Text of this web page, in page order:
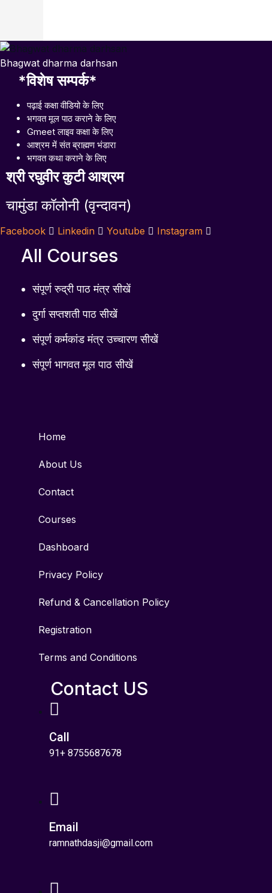
Bhagwat dharma darhsan
*विशेष सम्पर्क*
पढ़ाई कक्षा वीडियो के लिए
भगवत मूल पाठ कराने के लिए
Gmeet लाइव कक्षा के लिए
आश्रम में संत ब्राह्मण भंडारा
भगवत कथा कराने के लिए
श्री रघुवीरकुटी आश्रम
चामुंडा कॉलोनी (वृन्दावन)
Facebook Linkedin Youtube Instagram
All Courses
संपूर्ण रुद्री पाठ मंत्र सीखें
दुर्गा सप्तशती पाठ सीखें
संपूर्ण कर्मकांड मंत्र उच्चारण सीखें
संपूर्ण भागवत मूल पाठ सीखें
Home
About Us
Contact
Courses
Dashboard
Privacy Policy
Refund & Cancellation Policy
Registration
Terms and Conditions
Contact US
Call
91+ 8755687678
Email
ramnathdasji@gmail.com